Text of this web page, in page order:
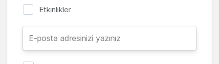
Etkinlikler